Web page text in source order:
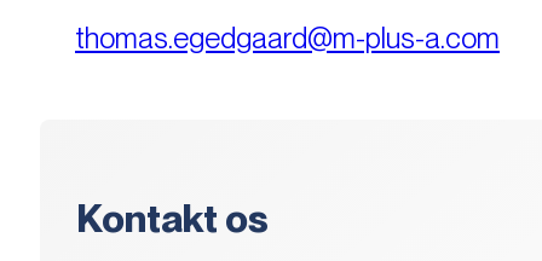
thomas.egedgaard@m-plus-a.com
Kontakt os